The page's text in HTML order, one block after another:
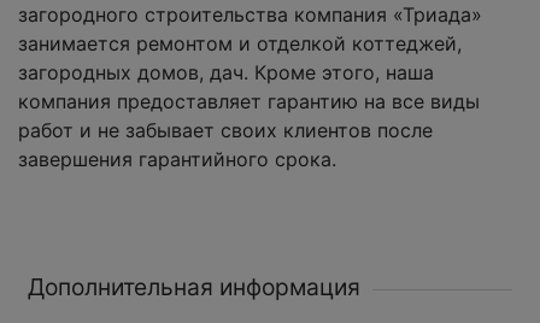
загородного строительства компания «Триада»
занимается ремонтом и отделкой коттеджей,
загородных домов, дач. Кроме этого, наша
компания предоставляет гарантию на все виды
работ и не забывает своих клиентов после
завершения гарантийного срока.
Дополнительная информация